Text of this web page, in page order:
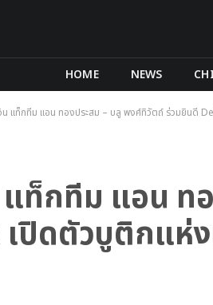
HOME NEWS
น แท็กทีม แอน ทองประสม – บลู พงศ์ทิวัตถ์ ร่วมยินดี
ท็กทีม แอน ท
ปิดตัวบูติกแห่ง